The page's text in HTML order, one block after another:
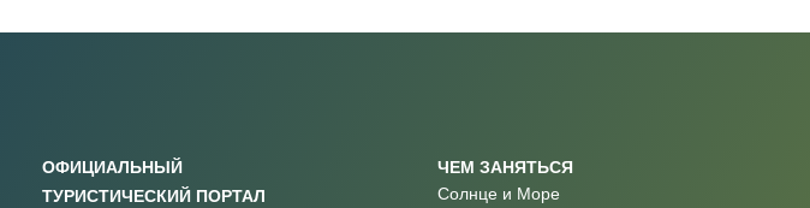
ОФИЦИАЛЬНЫЙ
ТУРИСТИЧЕСКИЙ ПОРТАЛ
ЧЕМ ЗАНЯТЬСЯ
Солнце и Море